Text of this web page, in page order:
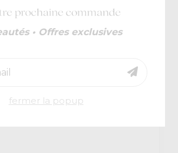
€ 59,95
• Offres exclusives
fermer la popup